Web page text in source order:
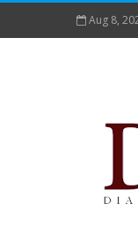
Aug 8,